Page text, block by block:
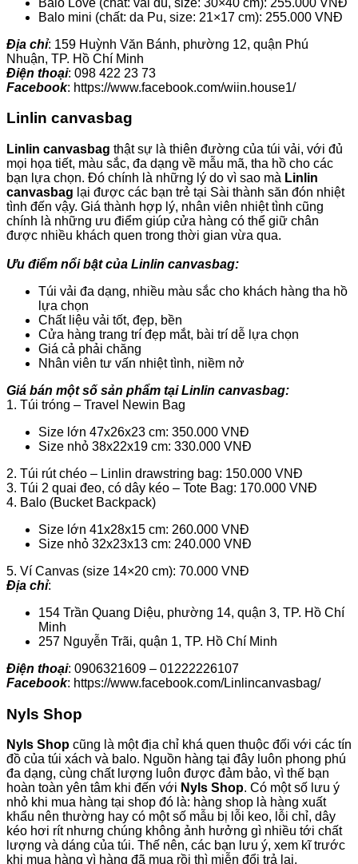
Balo mini (chất: da Pu, size: 21×17 cm): 255.000 VNĐ
Địa chỉ: 159 Huỳnh Văn Bánh, phường 12, quận Phú
Nhuận, TP. Hồ Chí Minh
Điện thoại: 098 422 23 73
Facebook: https://www.facebook.com/wiin.house1/
Linlin canvasbag
Linlin canvasbag thật sự là thiên đường của túi vải, với đủ
mọi họa tiết, màu sắc, đa dạng về mẫu mã, tha hồ cho các
bạn lựa chọn. Đó chính là những lý do vì sao mà Linlin
canvasbag lại được các bạn trẻ tại Sài thành săn đón nhiệt
tình đến vậy. Giá thành hợp lý, nhân viên nhiệt tình cũng
chính là những ưu điểm giúp cửa hàng có thể giữ chân
được nhiều khách quen trong thời gian vừa qua.
Ưu điểm nổi bật của Linlin canvasbag:
Túi vải đa dạng, nhiều màu sắc cho khách hàng tha hồ
lựa chọn
Chất liệu vải tốt, đẹp, bền
Cửa hàng trang trí đẹp mắt, bài trí dễ lựa chọn
Giá cả phải chăng
Nhân viên tư vấn nhiệt tình, niềm nở
Giá bán một số sản phẩm tại Linlin canvasbag:
1. Túi tróng – Travel Newin Bag
Size lớn 47x26x23 cm: 350.000 VNĐ
Size nhỏ 38x22x19 cm: 330.000 VNĐ
2. Túi rút chéo – Linlin drawstring bag: 150.000 VNĐ
3. Túi 2 quai đeo, có dây kéo – Tote Bag: 170.000 VNĐ
4. Balo (Bucket Backpack)
Size lớn 41x28x15 cm: 260.000 VNĐ
Size nhỏ 32x23x13 cm: 240.000 VNĐ
5. Ví Canvas (size 14×20 cm): 70.000 VNĐ
Địa chỉ:
154 Trần Quang Diệu, phường 14, quận 3, TP. Hồ Chí
Minh
257 Nguyễn Trãi, quận 1, TP. Hồ Chí Minh
Điện thoại: 0906321609 – 01222226107
Facebook: https://www.facebook.com/Linlincanvasbag/
Nyls Shop
Nyls Shop cũng là một địa chỉ khá quen thuộc đối với các tín
đồ của túi xách và balo. Nguồn hàng tại đây luôn phong phú
đa dạng, cùng chất lượng luôn được đảm bảo, vì thế bạn
hoàn toàn yên tâm khi đến với Nyls Shop. Có một số lưu ý
nhỏ khi mua hàng tại shop đó là: hàng shop là hàng xuất
khẩu nên thường hay có một số mẫu bị lỗi keo, lỗi chỉ, dây
kéo hơi rít nhưng chúng không ảnh hưởng gì nhiều tới chất
lượng và dáng của túi. Thế nên, các bạn lưu ý, xem kĩ trước
khi mua hàng vì hàng đã mua rồi thì miễn đổi trả lại.